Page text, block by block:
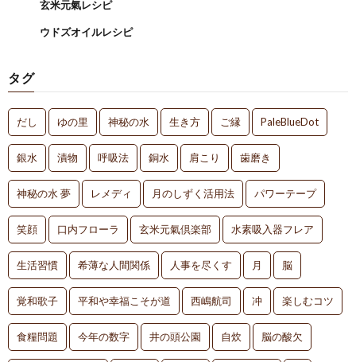
玄米元氣レシピ
ウドズオイルレシピ
タグ
だし ゆの里 神秘の水 生き方 ご縁 PaleBlueDot
銀水 漬物 呼吸法 銅水 肩こり 歯磨き
神秘の水 夢 レメディ 月のしずく活用法 パワーテープ
笑顔 口内フローラ 玄米元氣倶楽部 水素吸入器フレア
生活習慣 希薄な人間関係 人事を尽くす 月 脳
覚和歌子 平和や幸福こそが道 西嶋航司 冲 楽しむコツ
食糧問題 今年の数字 井の頭公園 自炊 脳の酸欠